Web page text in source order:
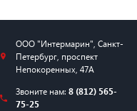
ООО "Интермарин" Санкт-
Петербург, проспект
Непокоренных, 47А
Звоните нам: 8 (812) 565-
75-25